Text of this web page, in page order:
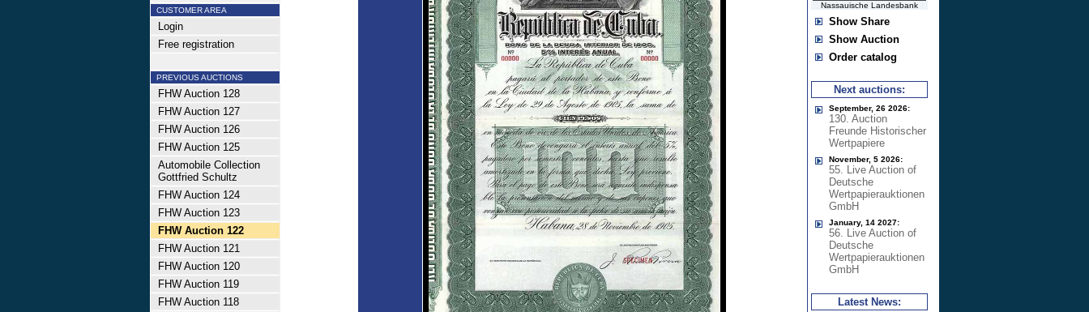
CUSTOMER AREA
Login
Free registration
PREVIOUS AUCTIONS
FHW Auction 128
FHW Auction 127
FHW Auction 126
FHW Auction 125
Automobile Collection
Gottfried Schultz
FHW Auction 124
FHW Auction 123
FHW Auction 122
FHW Auction 121
FHW Auction 120
FHW Auction 119
FHW Auction 118
Nassauische Landesbank
Show Share
Show Auction
Order catalog
Next auctions:
September, 26 2026:
130. Auction
Freunde Historischer
Wertpapiere
November, 5 2026:
55. Live Auction of
Deutsche
Wertpapierauktionen
GmbH
January, 14 2027:
56. Live Auction of
Deutsche
Wertpapierauktionen
GmbH
Latest News: